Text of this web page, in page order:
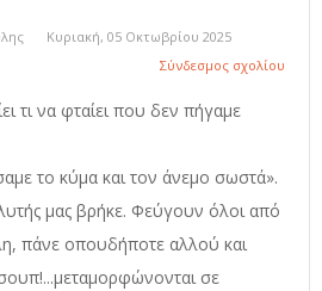
Κυριακή, 05 Οκτωβρίου 2025
Σύνδεσμος σχολίου
τι να φταίει που δεν πήγαμε
το κύμα και τον άνεμο σωστά».
μας βρήκε. Φεύγουν όλοι από
πάνε οπουδήποτε αλλού και
σε